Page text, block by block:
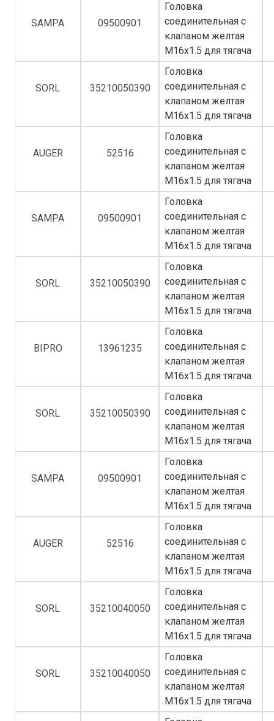
SAMPA 09500901
Головка
соединительная с
клапаном желтая
M16x1.5 для тягача
SORL 35210050390
Головка
соединительная с
клапаном желтая
M16x1.5 для тягача
AUGER 52516
Головка
соединительная с
клапаном желтая
M16x1.5 для тягача
SAMPA 09500901
Головка
соединительная с
клапаном желтая
M16x1.5 для тягача
SORL 35210050390
Головка
соединительная с
клапаном желтая
M16x1.5 для тягача
BIPRO 13961235
Головка
соединительная с
клапаном желтая
M16x1.5 для тягача
SORL 35210050390
Головка
соединительная с
клапаном желтая
M16x1.5 для тягача
SAMPA 09500901
Головка
соединительная с
клапаном желтая
M16x1.5 для тягача
AUGER 52516
Головка
соединительная с
клапаном желтая
M16x1.5 для тягача
SORL 35210040050
Головка
соединительная с
клапаном желтая
M16x1.5 для тягача
SORL 35210040050
Головка
соединительная с
клапаном желтая
M16x1.5 для тягача